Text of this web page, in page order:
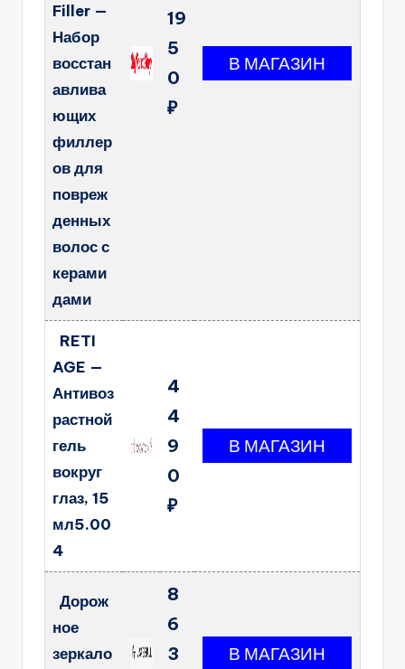
Filler —
Набор
восстан
авлива
ющих
филлер
ов для
повреж
денных
волос с
керами
дами
19
5
0
₽
RETI
AGE —
Антивоз
растной
гель
вокруг
глаз, 15
мл5.00
4
4
4
9
0
₽
Дорож
ное
зеркало
8
6
3